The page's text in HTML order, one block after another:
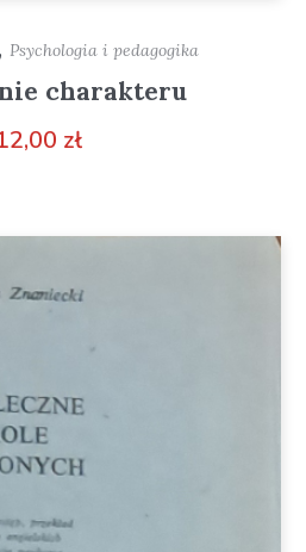
,Psychologia i pedagogika
charakteru
zł